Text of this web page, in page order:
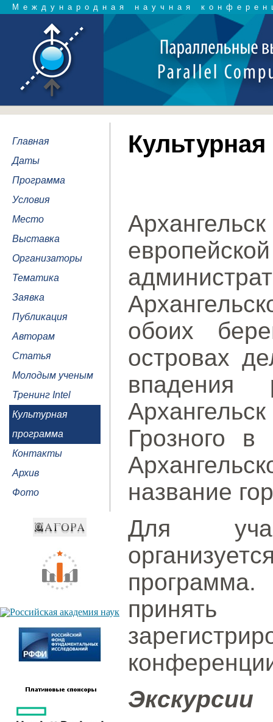
Международная научная
Главная
Даты
Программа
Условия
Место
Выставка
Организаторы
Тематика
Заявка
Публикация
Авторам
Статья
Молодым ученым
Тренинг Intel
Культурная
программа
Контакты
Архив
Фото
обоих
островах
Грозного
название
Для
Экскурсии